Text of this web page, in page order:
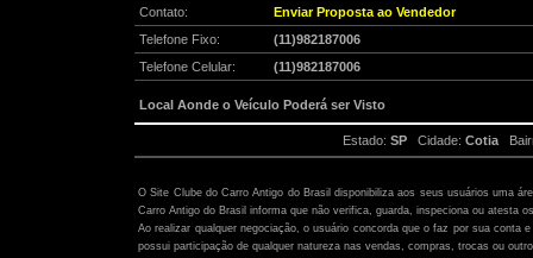
Contato:
Enviar Proposta ao Vendedor
Telefone Fixo:
(11)982187006
Telefone Celular:
(11)982187006
Local Aonde o Veículo Poderá ser Visto
Estado: SP Cidade: Cotia
O Site Clube do Carro Antigo do Brasil disponibiliza aos seus usuários uma
Carro Antigo do Brasil informa que não verifica, guarda, inspeciona ou atesta
Ao realizar qualquer negociação, o usuário concorda que o faz por sua conta
possui participação de qualquer natureza nas vendas, compras, trocas ou